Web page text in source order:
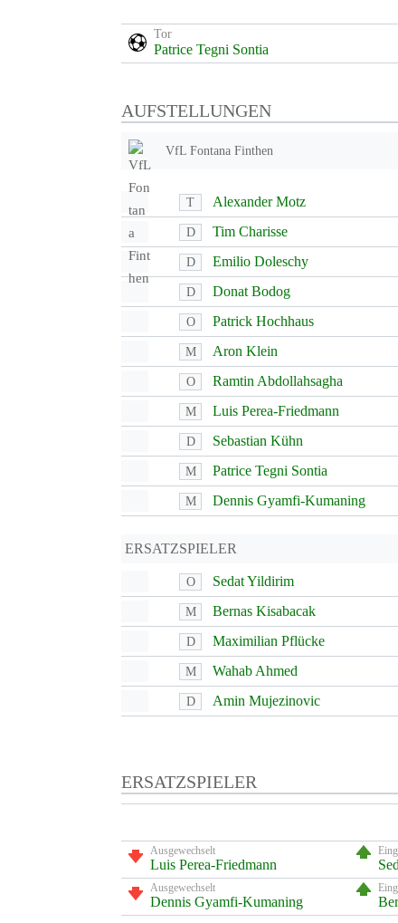
Tor
Patrice Tegni Sontia
AUFSTELLUNGEN
VfL Fontana Finthen
T Alexander Motz
D Tim Charisse
D Emilio Doleschy
D Donat Bodog
O Patrick Hochhaus
M Aron Klein
O Ramtin Abdollahsagha
M Luis Perea-Friedmann
D Sebastian Kühn
M Patrice Tegni Sontia
M Dennis Gyamfi-Kumaning
ERSATZSPIELER
O Sedat Yildirim
M Bernas Kisabacak
D Maximilian Pflücke
M Wahab Ahmed
D Amin Mujezinovic
ERSATZSPIELER
Ausgewechselt
Luis Perea-Friedmann
Ausgewechselt
Dennis Gyamfi-Kumaning